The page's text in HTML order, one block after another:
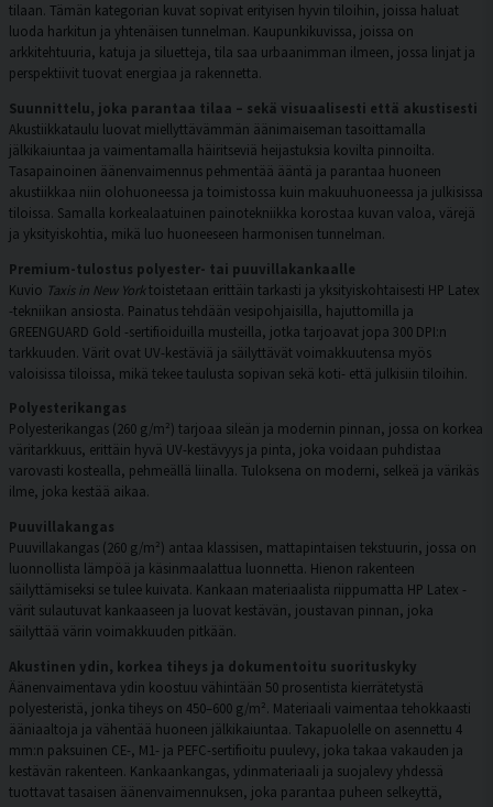
tilaan. Tämän kategorian kuvat sopivat erityisen hyvin tiloihin, joissa haluat
luoda harkitun ja yhtenäisen tunnelman. Kaupunkikuvissa, joissa on
arkkitehtuuria, katuja ja siluetteja, tila saa urbaanimman ilmeen, jossa linjat ja
perspektiivit tuovat energiaa ja rakennetta.
Suunnittelu, joka parantaa tilaa – sekä visuaalisesti että akustisesti
Akustiikkataulu luovat miellyttävämmän äänimaiseman tasoittamalla
jälkikaiuntaa ja vaimentamalla häiritseviä heijastuksia kovilta pinnoilta.
Tasapainoinen äänenvaimennus pehmentää ääntä ja parantaa huoneen
akustiikkaa niin olohuoneessa ja toimistossa kuin makuuhuoneessa ja julkisissa
tiloissa. Samalla korkealaatuinen painotekniikka korostaa kuvan valoa, värejä
ja yksityiskohtia, mikä luo huoneeseen harmonisen tunnelman.
Premium-tulostus polyester- tai puuvillakankaalle
Kuvio Taxis in New Yorktoistetaan erittäin tarkasti ja yksityiskohtaisesti HP Latex
-tekniikan ansiosta. Painatus tehdään vesipohjaisilla, hajuttomilla ja
GREENGUARD Gold -sertifioiduilla musteilla, jotka tarjoavat jopa 300 DPI:n
tarkkuuden. Värit ovat UV-kestäviä ja säilyttävät voimakkuutensa myös
valoisissa tiloissa, mikä tekee taulusta sopivan sekä koti- että julkisiin tiloihin.
Polyesterikangas
Polyesterikangas (260 g/m²) tarjoaa sileän ja modernin pinnan, jossa on korkea
väritarkkuus, erittäin hyvä UV-kestävyys ja pinta, joka voidaan puhdistaa
varovasti kostealla, pehmeällä liinalla. Tuloksena on moderni, selkeä ja värikäs
ilme, joka kestää aikaa.
Puuvillakangas
Puuvillakangas (260 g/m²) antaa klassisen, mattapintaisen tekstuurin, jossa on
luonnollista lämpöä ja käsinmaalattua luonnetta. Hienon rakenteen
säilyttämiseksi se tulee kuivata. Kankaan materiaalista riippumatta HP Latex -
värit sulautuvat kankaaseen ja luovat kestävän, joustavan pinnan, joka
säilyttää värin voimakkuuden pitkään.
Akustinen ydin, korkea tiheys ja dokumentoitu suorituskyky
Äänenvaimentava ydin koostuu vähintään 50 prosentista kierrätetystä
polyesteristä, jonka tiheys on 450–600 g/m². Materiaali vaimentaa tehokkaasti
ääniaaltoja ja vähentää huoneen jälkikaiuntaa. Takapuolelle on asennettu 4
mm:n paksuinen CE-, M1- ja PEFC-sertifioitu puulevy, joka takaa vakauden ja
kestävän rakenteen. Kankaankangas, ydinmateriaali ja suojalevy yhdessä
tuottavat tasaisen äänenvaimennuksen, joka parantaa puheen selkeyttä,